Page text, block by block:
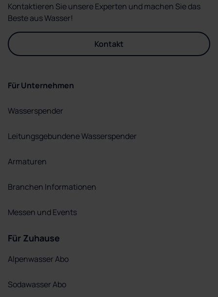
Kontaktieren Sie unsere Experten und machen Sie das
Beste aus Wasser!
Kontakt
Für Unternehmen
Wasserspender
Leitungsgebundene Wasserspender
Armaturen
Branchen Informationen
Messen und Events
Für Zuhause
Alpenwasser Abo
Sodawasser Abo